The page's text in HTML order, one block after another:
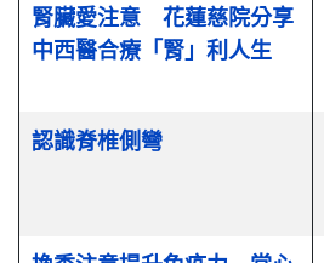
腎臟愛注意 花蓮慈院分享
中西醫合療「腎」利人生
認識脊椎側彎